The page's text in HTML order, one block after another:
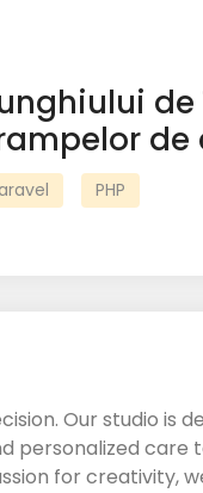
de
PHP
Our studio is
personalized care
for creativity,